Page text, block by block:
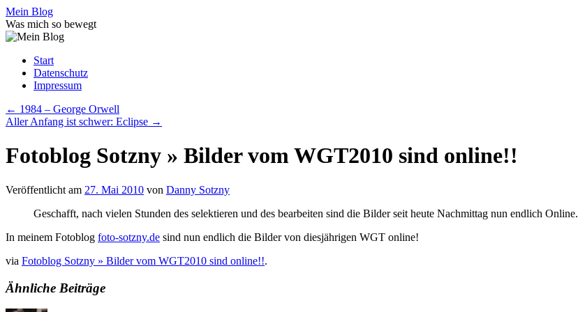
Zum
Inhalt
springen
Mein Blog
Was mich so bewegt
Start
Datenschutz
Impressum
← 1984 – George Orwell
Aller Anfang ist schwer: Eclipse →
Fotoblog Sotzny » Bilder vom WGT2010 sind online!!
Veröffentlicht am 27. Mai 2010 von Danny Sotzny
Geschafft, nach vielen Stunden des selektieren und des bearbeiten sind die Bilder seit heute Nachmittag nun endlich Online.
In meinem Fotoblog foto-sotzny.de sind nun endlich die Bilder von diesjährigen WGT online!
via Fotoblog Sotzny » Bilder vom WGT2010 sind online!!.
Ähnliche Beiträge